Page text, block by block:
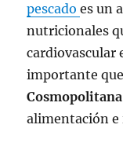
pescadoes un
nutricionales
cardiovascular
importante
Cosmopolitana
alimentación e